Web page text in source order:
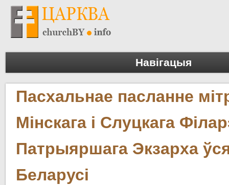
Навігацыя
Пасхальнае пасланне
Мінскага і Слуцкага
Патрыяршага Экзарха
Беларусі